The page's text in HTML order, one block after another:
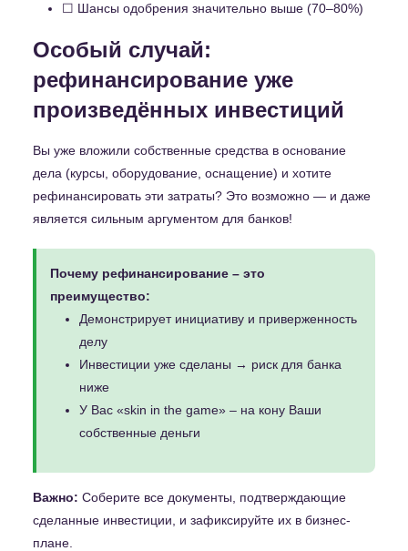
☐ Шансы одобрения значительно выше (70–80%)
Особый случай:
рефинансирование уже
произведённых инвестиций
Вы уже вложили собственные средства в основание
дела (курсы, оборудование, оснащение) и хотите
рефинансировать эти затраты? Это возможно — и даже
является сильным аргументом для банков!
Почему рефинансирование – это
преимущество:
Демонстрирует инициативу и приверженность
делу
Инвестиции уже сделаны → риск для банка
ниже
У Вас «skin in the game» – на кону Ваши
собственные деньги
Важно: Соберите все документы, подтверждающие
сделанные инвестиции, и зафиксируйте их в бизнес-
плане.